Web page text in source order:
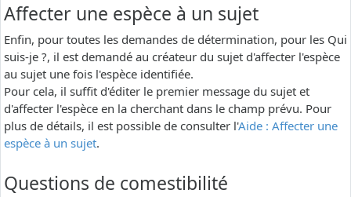
Affecter une espèce à un sujet
Enfin, pour toutes les demandes de détermination, pour les Qui
suis-je ?, il est demandé au créateur du sujet d'affecter l'espèce
au sujet une fois l'espèce identifiée.
Pour cela, il suffit d'éditer le premier message du sujet et
d'affecter l'espèce en la cherchant dans le champ prévu. Pour
plus de détails, il est possible de consulter l'Aide : Affecter une
espèce à un sujet.
Questions de comestibilité